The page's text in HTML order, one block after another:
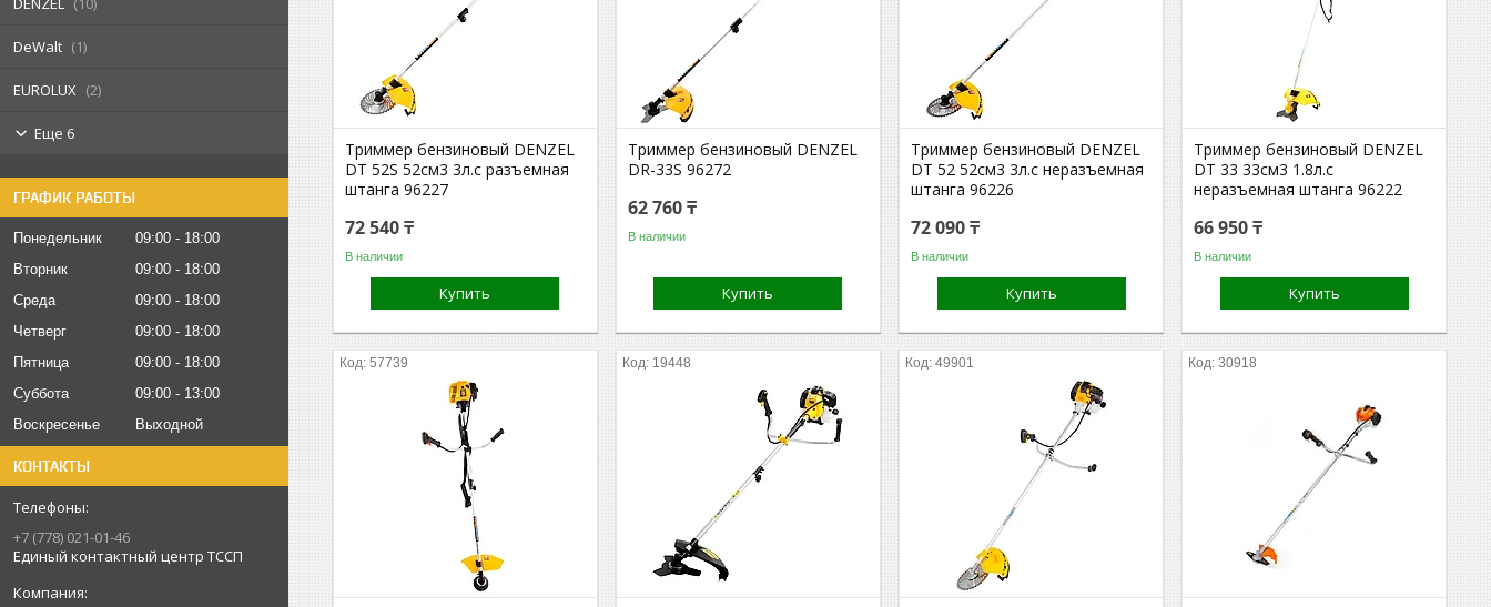
DeWalt 1
EUROLUX 2
Еще 6
ГРАФИК РАБОТЫ
Понедельник 09:00
18:00
Вторник
09:00
18:00
Среда
09:00
18:00
Четверг
09:00
18:00
Пятница
09:00
18:00
Суббота
09:00
13:00
Воскресенье
Выходной
КОНТАКТЫ
+7 (778) 021-01-46
Единый контактный центр ТССП
Триммер бензиновый DENZEL
DT 52S 52см3 3л.с разъемная
штанга 96227
72 540 ₸
В наличии
Купить
Триммер бензиновый DENZEL
DR-33S 96272
62 760 ₸
В наличии
Купить
Триммер бензиновый DENZEL
DT 52 52см3 3л.с неразъемная
штанга 96226
72 090 ₸
В наличии
Купить
Триммер бензиновый DENZEL
DT 33 33см3 1.8л.с
неразъемная штанга 96222
66 950 ₸
В наличии
Купить
57739 19448 49901 30918